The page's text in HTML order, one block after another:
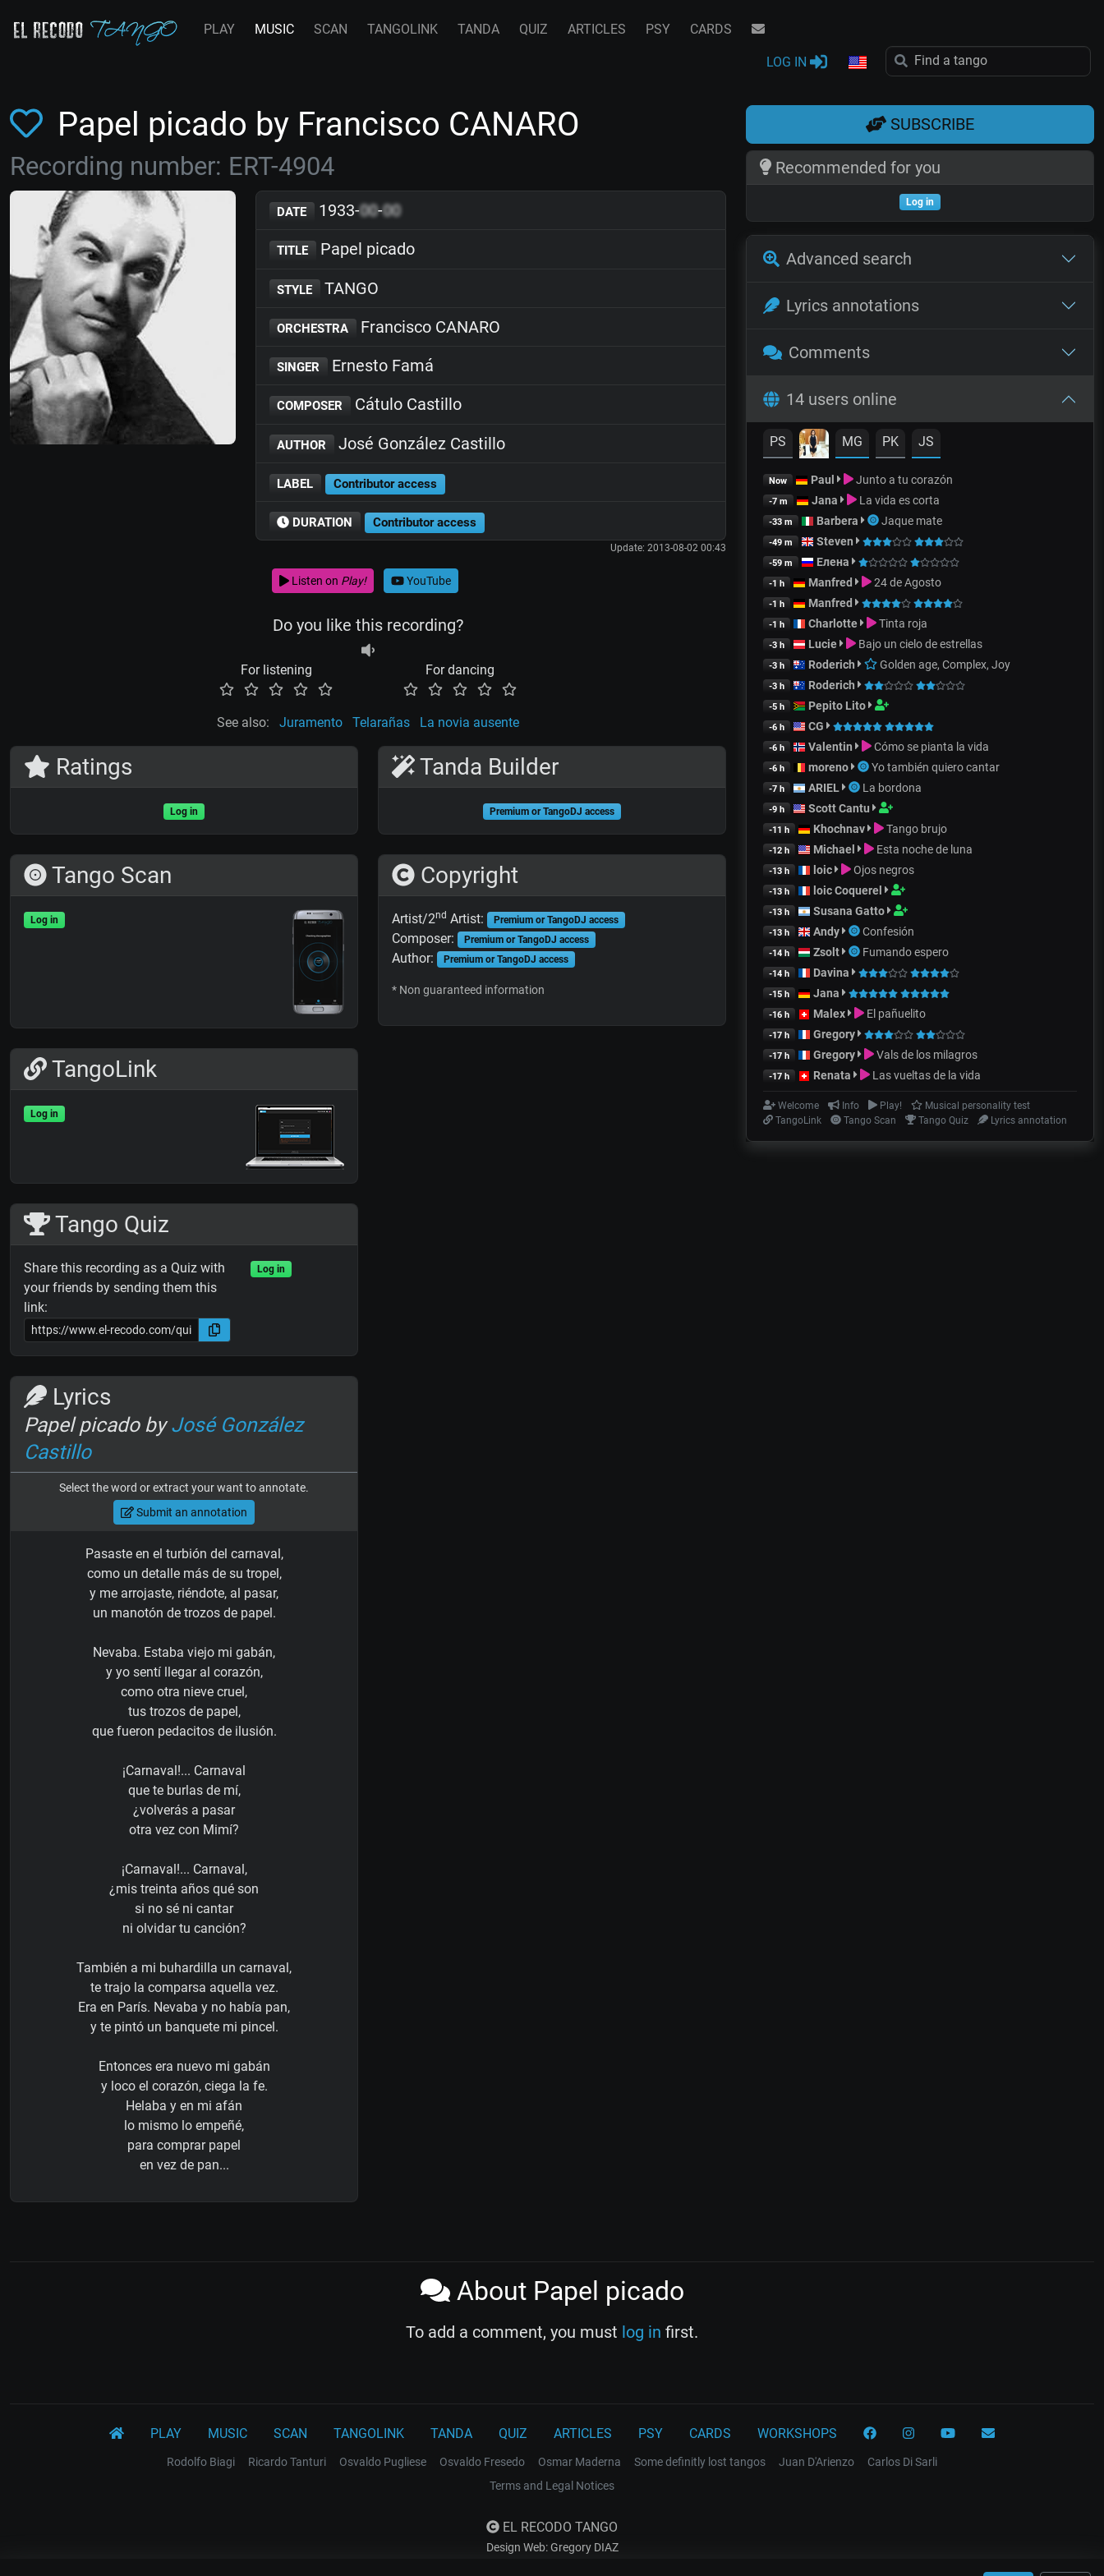
PLAY MUSIC SCAN TANGOLINK TANDA QUIZ ARTICLES PSY CARDS
LOG IN
Papel picado by Francisco CANARO
Recording number: ERT-4904
DATE 1933-00-00
TITLE Papel picado
STYLE TANGO
ORCHESTRA Francisco CANARO
SINGER Ernesto Famá
COMPOSER Cátulo Castillo
AUTHOR José González Castillo
LABEL Contributor access
DURATION Contributor access
Update: 2013-08-02 00:43
Listen on Play! YouTube
Do you like this recording?
For listening For dancing
See also: Juramento Telarañas La novia ausente
Ratings
Log in
Tango Scan
Log in
TangoLink
Log in
Tango Quiz
Share this recording as a Quiz with
your friends by sending them this
link:
Log in
Lyrics
Papel picado byJosé González
Castillo
Select the word or extract your want to annotate.
Submit an annotation
Pasaste en el turbión del carnaval,
como un detalle más de su tropel,
y me arrojaste, riéndote, al pasar,
un manotón de trozos de papel.
Nevaba. Estaba viejo mi gabán,
y yo sentí llegar al corazón,
como otra nieve cruel,
tus trozos de papel,
que fueron pedacitos de ilusión.
¡Carnaval!... Carnaval
que te burlas de mí,
¿volverás a pasar
otra vez con Mimí?
¡Carnaval!... Carnaval,
¿mis treinta años qué son
si no sé ni cantar
ni olvidar tu canción?
También a mi buhardilla un carnaval,
te trajo la comparsa aquella vez.
Era en París. Nevaba y no había pan,
y te pintó un banquete mi pincel.
Entonces era nuevo mi gabán
y loco el corazón, ciega la fe.
Helaba y en mi afán
lo mismo lo empeñé,
para comprar papel
en vez de pan...
Tanda Builder
Premium or TangoDJ access
Copyright
Artist/2nd Artist: Premium or TangoDJ access
Composer: Premium or TangoDJ access
Author: Premium or TangoDJ access
* Non guaranteed information
SUBSCRIBE
Recommended for you
Log in
Advanced search
Lyrics annotations
Comments
14 users online
PS MG PK JS
Now Paul Junto a tu corazón
-7 m Jana La vida es corta
-33 m Barbera Jaque mate
-49 m Steven
-59 m Елена
-1 h Manfred 24 de Agosto
-1 h Manfred
-1 h Charlotte Tinta roja
-3 h Lucie Bajo un cielo de estrellas
-3 h Roderich Golden age, Complex, Joy
-3 h Roderich
-5 h Pepito Lito
-6 h CG
-6 h Valentin Cómo se pianta la vida
-6 h moreno Yo también quiero cantar
-7 h ARIEL La bordona
-9 h Scott Cantu
-11 h Khochnav Tango brujo
-12 h Michael Esta noche de luna
-13 h loic Ojos negros
-13 h loic Coquerel
-13 h Susana Gatto
-13 h Andy Confesión
-14 h Zsolt Fumando espero
-14 h Davina
-15 h Jana
-16 h Malex El pañuelito
-17 h Gregory
-17 h Gregory Vals de los milagros
-17 h Renata Las vueltas de la vida
Welcome Info Play!
Musical personality test
TangoLink
Tango Scan Tango Quiz Lyrics annotation
About Papel picado
To add a comment, you must log in first.
PLAY MUSIC SCAN TANGOLINK TANDA QUIZ ARTICLES PSY CARDS WORKSHOPS
Rodolfo Biagi Ricardo Tanturi Osvaldo Pugliese Osvaldo Fresedo Osmar Maderna Some definitly lost tangos Juan D'Arienzo
Carlos Di Sarli
Terms and Legal Notices
EL RECODO TANGO
Design Web: Gregory DIAZ